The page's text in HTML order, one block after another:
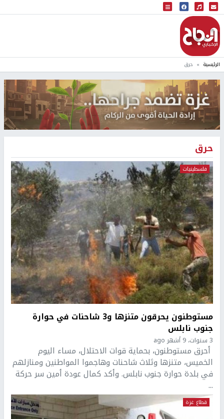
البث المباشر
إذاعة النجاح
الرئيسية حرق
حرق
فلسطينيات
مستوطنون يحرقون متنزها و3 شاحنات في حوارة
جنوب نابلس
3 سنوات، 9 أشهر ago
أحرق مستوطنون، بحماية قوات الاحتلال، مساء اليوم
الخميس، متنزها وثلاث شاحنات وهاجموا المواطنين ومنازلهم
في بلدة حوارة جنوب نابلس. وأكد كمال عودة أمين سر حركة
...
قطاع غزة